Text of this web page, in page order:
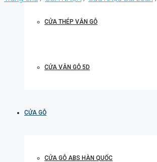
CỬA THÉP VÂN GỖ
CỬA VÂN GỖ 5D
CỬA GỖ
CỬA GỖ ABS HÀN QUỐC